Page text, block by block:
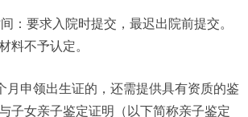
：要求入院时提交，最迟出院前提交。
料不予认定。
月申领出生证的，还需提供具有资质的鉴
子女亲子鉴定证明（以下简称亲子鉴定